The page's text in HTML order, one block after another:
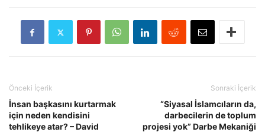
Önceki İçerik
İnsan başkasını kurtarmak
için neden kendisini
tehlikeye atar? – David
Sonraki İçerik
“Siyasal İslamcıların da,
darbecilerin de toplum
projesi yok” Darbe Mekaniği